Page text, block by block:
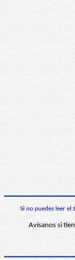
Si no puedes leer el
Avísanos si